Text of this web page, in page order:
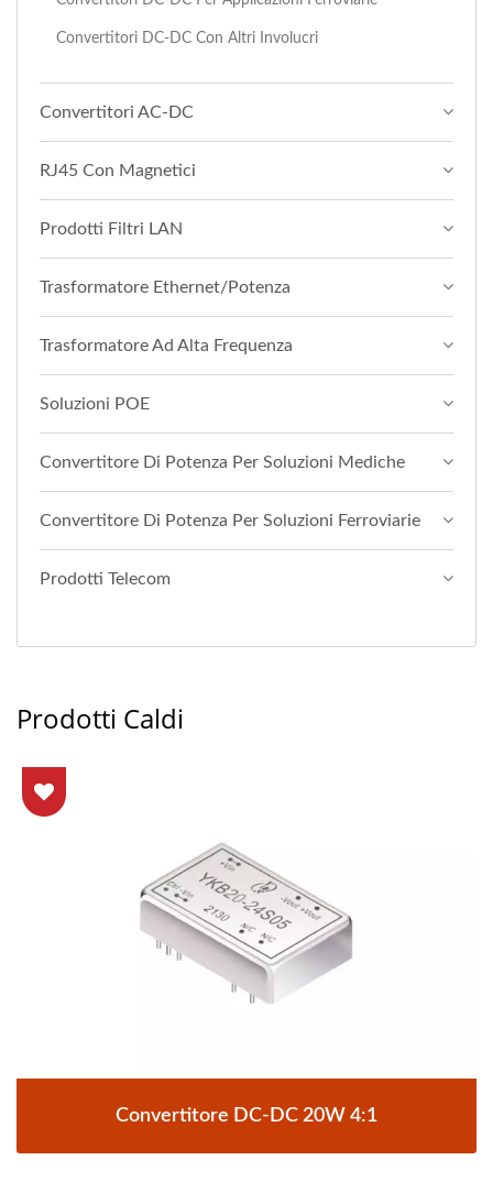
Convertitori DC-DC Con Altri Involucri
Convertitori AC-DC
RJ45 Con Magnetici
Prodotti Filtri LAN
Trasformatore Ethernet/Potenza
Trasformatore Ad Alta Frequenza
Soluzioni POE
Convertitore Di Potenza Per Soluzioni Mediche
Convertitore Di Potenza Per Soluzioni Ferroviarie
Prodotti Telecom
Prodotti Caldi
Convertitore DC-DC 20W 4:1